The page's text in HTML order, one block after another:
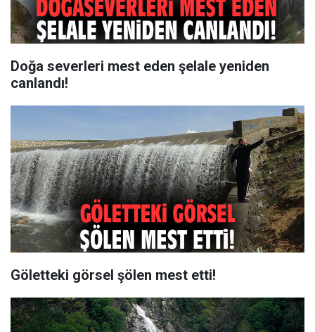
Doğa severleri mest eden şelale yeniden
canlandı!
Göletteki görsel şölen mest etti!